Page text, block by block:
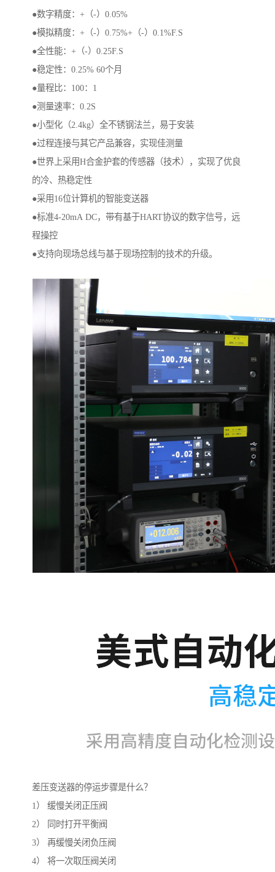
●数字精度：+（-）0.05%
●模拟精度：+（-）0.75%+（-）0.1%F.S
●全性能：+（-）0.25F.S
●稳定性：0.25% 60个月
●量程比：100：1
●测量速率：0.2S
●小型化（2.4kg）全不锈钢法兰，易于安装
●过程连接与其它产品兼容，实现佳测量
●世界上采用H合金护套的传感器（技术），实现了优良
的冷、热稳定性
●采用16位计算机的智能变送器
●标准4-20mA DC，带有基于HART协议的数字信号，远
程操控
●支持向现场总线与基于现场控制的技术的升级。
差压变送器的停运步骤是什么？
1） 缓慢关闭正压阀
2） 同时打开平衡阀
3） 再缓慢关闭负压阀
4） 将一次取压阀关闭